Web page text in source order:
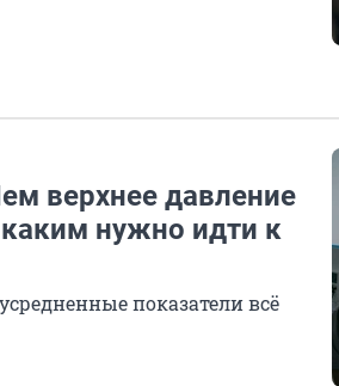
верхнее давление
нужно идти к
показатели всё